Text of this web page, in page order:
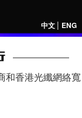
中文 | ENG
和香港光纖網絡寬